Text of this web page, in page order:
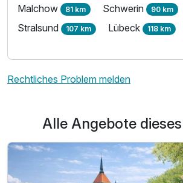
Ausstattung
Zusatznächte
Familienzimmer
Malchow 81 km Schwerin 90 km
Stralsund 107 km Lübeck 118 km
Rechtliches Problem melden
Alle Angebote